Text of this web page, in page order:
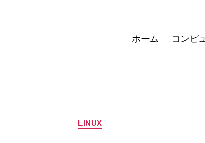
ホーム コンピ
カ
テ
LINUX